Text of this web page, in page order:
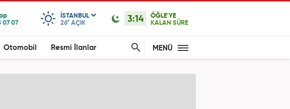
ISTANBUL
26° AÇIK 3:14
ÖĞLE'YE
KALAN SÜRE
Otomobil Resmi İlanlar MENÜ